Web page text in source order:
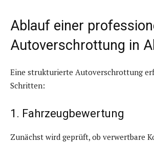
Ablauf einer
Autoverschrottung in
Eine strukturierte Autoverschrottung
Schritten:
1. Fahrzeugbewertung
Zunächst wird geprüft, ob verwertbare